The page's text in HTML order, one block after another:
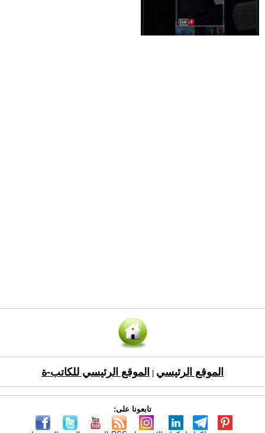
الموقع الرئيسي الموقع الرئيسي للكاتب-ة
تابعونا على: